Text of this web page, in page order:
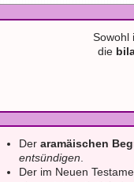
Sowohl
die
Deraramäischen
entsündigen
Der im Neuen